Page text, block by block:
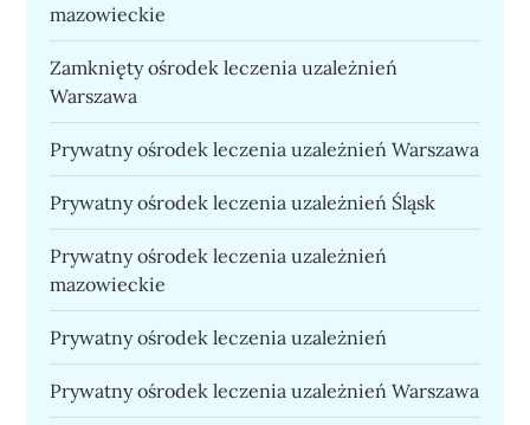
mazowieckie
Zamknięty ośrodek leczenia uzależnień
Warszawa
Prywatny ośrodek leczenia uzależnień Warszawa
Prywatny ośrodek leczenia uzależnień Śląsk
Prywatny ośrodek leczenia uzależnień
mazowieckie
Prywatny ośrodek leczenia uzależnień
Prywatny ośrodek leczenia uzależnień Warszawa